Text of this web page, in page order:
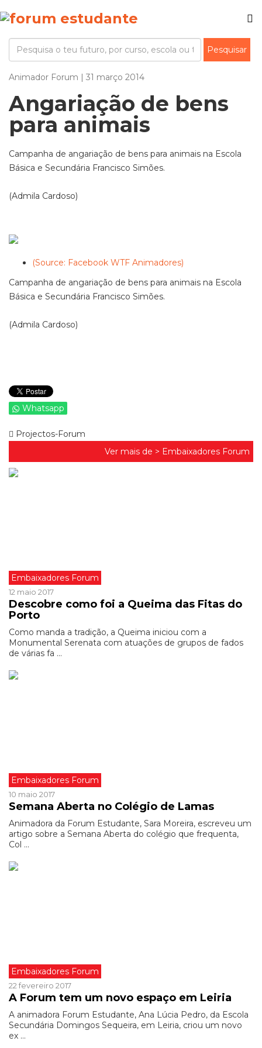
Animador Forum | 31 março 2014
Angariação de bens
para animais
Campanha de angariação de bens para animais na Escola
Básica e Secundária Francisco Simões.
(Admila Cardoso)
(Source: Facebook WTF Animadores)
Campanha de angariação de bens para animais na Escola
Básica e Secundária Francisco Simões.
(Admila Cardoso)
Whatsapp
Projectos-Forum
Ver mais de > Embaixadores Forum
Embaixadores Forum
12 maio 2017
Descobre como foi a Queima das Fitas do
Porto
Como manda a tradição, a Queima iniciou com a
Monumental Serenata com atuações de grupos de fados
de várias fa ...
Embaixadores Forum
10 maio 2017
Semana Aberta no Colégio de Lamas
Animadora da Forum Estudante, Sara Moreira, escreveu um
artigo sobre a Semana Aberta do colégio que frequenta,
Col ...
Embaixadores Forum
22 fevereiro 2017
A Forum tem um novo espaço em Leiria
A animadora Forum Estudante, Ana Lúcia Pedro, da Escola
Secundária Domingos Sequeira, em Leiria, criou um novo
ex ...